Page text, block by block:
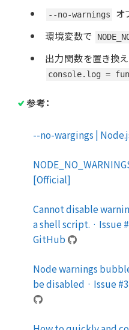
--no-warnings
オ
環境変数で
出力関数を置き換
console.log =
参考：
--no-wargings |
[Official]
Cannot disable
a shell script. · Issue
GitHub
Node warnings
be disabled · Issue